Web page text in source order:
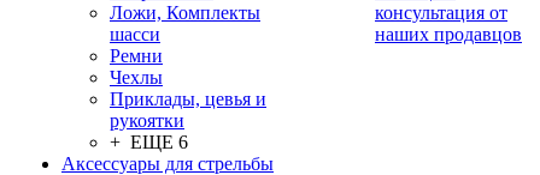
Ложи, Комплекты
шасси
Ремни
Чехлы
Приклады, цевья и
рукоятки
+ ЕЩЕ 6
Аксессуары для стрельбы
консультация от
наших продавцов